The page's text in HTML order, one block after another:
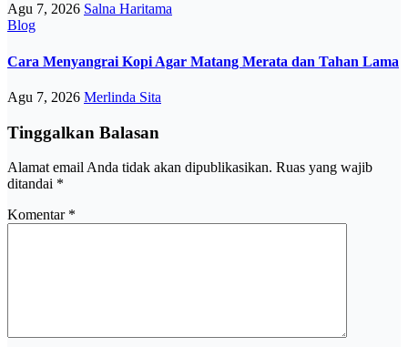
Agu 7, 2026 Salna Haritama
Blog
Cara Menyangrai Kopi Agar Matang Merata dan Tahan Lama
Agu 7, 2026 Merlinda Sita
Tinggalkan Balasan
Alamat email Anda tidak akan dipublikasikan. Ruas yang wajib
ditandai *
Komentar *